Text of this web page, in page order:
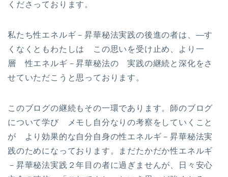
くださっております。
私たち性エネルギ－昇華秘法実践の後進の者は、—す
くなくともわたしは この思いを受け止め、より一
層 性エネルギ－昇華秘法の 実践の継続と深化をさ
せていただこうと思っております。
このブログの継続もその一環であります。師のブログ
について学び メモし自分なりの考察をしていくこと
が より効果的な自分自身の性エネルギ－昇華秘法実
践のためになっております。まだたかだか性エネルギ
－昇華秘法実践２年目の者に過ぎませんが、日々安心